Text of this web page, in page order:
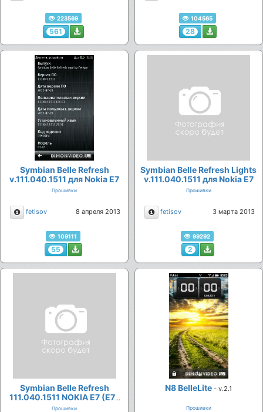
223569
561
104565
28
Symbian Belle Refresh
v.111.040.1511 для Nokia E7
Прошивки
Описание
fetisov 8 апреля 2013
109111
55
Symbian Belle Refresh Lights
v.111.040.1511 для Nokia E7
Прошивки
Описание
fetisov 3 марта 2013
99292
2
Symbian Belle Refresh
111.040.1511 NOKIA E7 (E7-
00) RM-626 by VAVAN - v.2
Прошивки
N8 BelleLite - v.2.1
Прошивки